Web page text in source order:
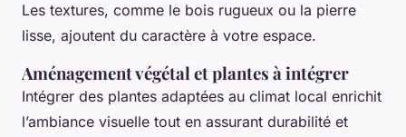
Les textures, comme le bois rugueux ou la pierre
lisse, ajoutent du caractère à votre espace.
Aménagement végétal et plantes à intégrer
Intégrer des plantes adaptées au climat local enrichit
l’ambiance visuelle tout en assurant durabilité et